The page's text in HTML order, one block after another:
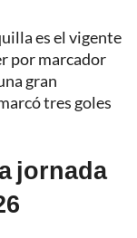
es el vigente
por marcador
gran
tres goles
jornada